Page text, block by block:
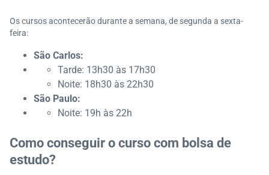
Os cursos acontecerão durante a semana, de segunda a sexta-
feira:
São Carlos:
Tarde: 13h30 às 17h30
Noite: 18h30 às 22h30
São Paulo:
Noite: 19h às 22h
Como conseguir o curso com bolsa de
estudo?